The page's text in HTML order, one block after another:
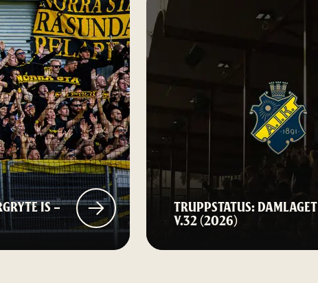
IS –
TRUPPSTATUS: DAMLAGET
V.32 (2026)